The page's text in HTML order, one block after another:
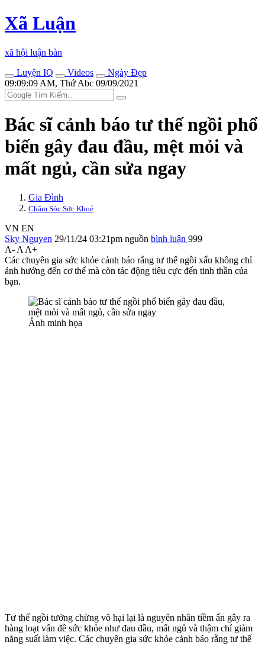
Xã Luận
xã hội luận bàn
Luyện IQ
Videos
Ngày Đẹp
09:09:09 AM, Thứ Abc 09/09/2021
Bác sĩ cảnh báo tư thế ngồi phổ
biến gây đau đầu, mệt mỏi và
mất ngủ, cần sửa ngay
Gia Đình
Chăm Sóc Sức Khoẻ
VN EN
Sky Nguyen 29/11/24 03:21pm nguồn bình luận 999
A- A A+
Các chuyên gia sức khỏe cảnh báo rằng tư thế ngồi xấu không chỉ
ảnh hưởng đến c‌ơ th‌ể mà còn tác động tiêu cực đến tinh thần của
bạn.
Ảnh minh họa
Tư thế ngồi tưởng chừng vô hại lại là nguyên nhân tiềm ẩn gây ra
hàng loạt vấn đề sức khỏe như đau đầu, mất ngủ và thậm chí giảm
năng suất làm việc. Các chuyên gia sức khỏe cảnh báo rằng tư thế